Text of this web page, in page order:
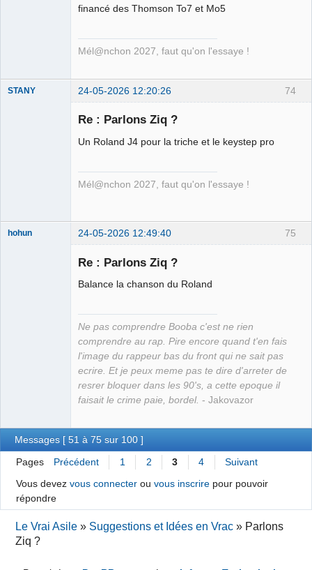
financé des Thomson To7 et Mo5
Mél@nchon 2027, faut qu'on l'essaye !
74
STANY 24-05-2026 12:20:26
Re : Parlons Ziq ?
Un Roland J4 pour la triche et le keystep pro
Mél@nchon 2027, faut qu'on l'essaye !
75
hohun 24-05-2026 12:49:40
Re : Parlons Ziq ?
Balance la chanson du Roland
Ne pas comprendre Booba c'est ne rien
comprendre au rap. Pire encore quand t'en fais
l'image du rappeur bas du front qui ne sait pas
ecrire. Et je peux meme pas te dire d'arreter de
resrer bloquer dans les 90's, a cette epoque il
faisait le crime paie, bordel. - Jakovazor
Messages [ 51 à 75 sur 100 ]
Pages Précédent 1 2 3 4
Suivant
Vous devez vous connecterou vous inscrirepour pouvoir
répondre
Le Vrai Asile » Suggestions et Idées en Vrac » Parlons
Ziq ?